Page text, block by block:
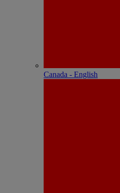
Canada - English